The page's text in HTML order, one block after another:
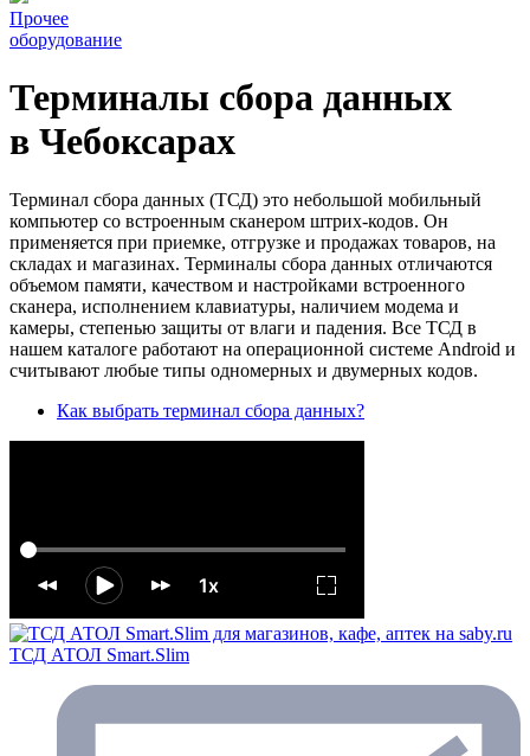
Прочее
оборудование
Терминалы сбора данных
в Чебоксарах
Терминал сбора данных (ТСД) это небольшой мобильный
компьютер со встроенным сканером штрих-кодов. Он
применяется при приемке, отгрузке и продажах товаров, на
складах и магазинах. Терминалы сбора данных отличаются
объемом памяти, качеством и настройками встроенного
сканера, исполнением клавиатуры, наличием модема и
камеры, степенью защиты от влаги и падения. Все ТСД в
нашем каталоге работают на операционной системе Android и
считывают любые типы одномерных и двумерных кодов.
Как выбрать терминал сбора данных?
ТСД АТОЛ Smart.Slim